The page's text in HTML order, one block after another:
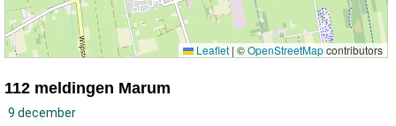
Leaflet | ©OpenStreetMapcontributors
112 meldingen Marum
9 december